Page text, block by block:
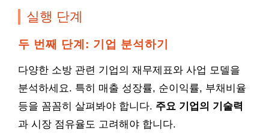
실행 단계
두 번째 단계: 기업 분석하기
다양한 소방 관련 기업의 재무제표와 사업 모델을
분석하세요. 특히 매출 성장률, 순이익률, 부채비율
등을 꼼꼼히 살펴봐야 합니다. 주요 기업의 기술력
과 시장 점유율도 고려해야 합니다.